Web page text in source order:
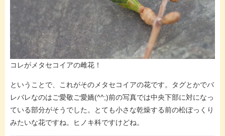
コレがメタセコイアの雌花！
ということで、これがそのメタセコイアの花です。タグとかでバ
レバレなのはご愛敬ご愛嬌(^^;)前の写真では中央下部に対になっ
ている部分がそうでした。とても小さな乾燥する前の松ぼっくり
みたいな花ですね。ヒノキ科ですけどね。